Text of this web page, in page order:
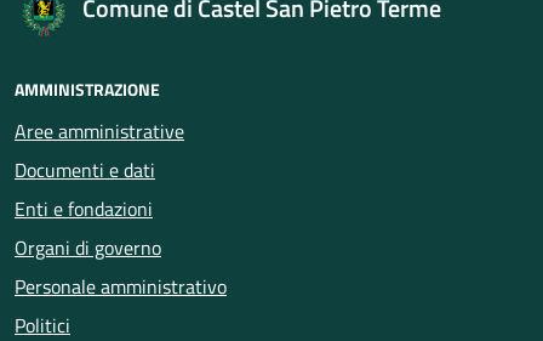
Comune di Castel San Pietro Terme
AMMINISTRAZIONE
Aree amministrative
Documenti e dati
Enti e fondazioni
Organi di governo
Personale amministrativo
Politici